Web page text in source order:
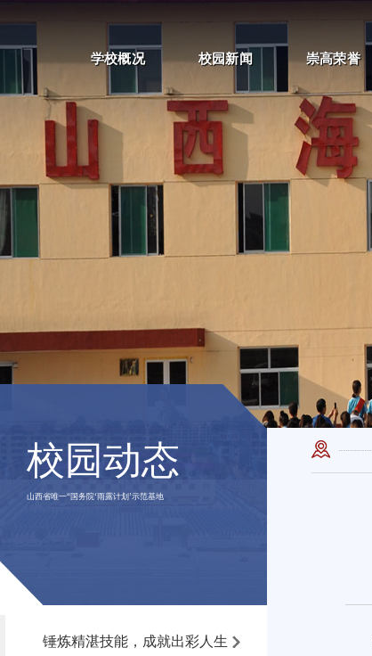
学校概况 校园新闻 崇高荣誉
校园动态
山西省唯一“国务院‘雨露计划’示范基地
锤炼精湛技能，成就出彩人生